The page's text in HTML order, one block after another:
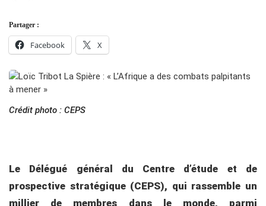
Partager :
Facebook X
Crédit photo : CEPS
Le Délégué général du Centre d’étude et de
prospective stratégique (CEPS), qui rassemble un
millier de membres dans le monde, parmi